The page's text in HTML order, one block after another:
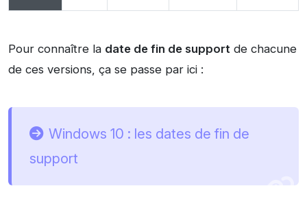
Pour connaître la date de fin de support de chacune
de ces versions, ça se passe par ici :
Windows 10 : les dates de fin de
support